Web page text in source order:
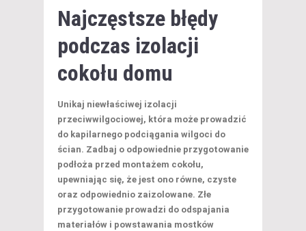
Najczęstsze błędy
podczas izolacji
cokołu domu
Unikaj niewłaściwej izolacji
przeciwwilgociowej, która może prowadzić
do kapilarnego podciągania wilgoci do
ścian. Zadbaj o odpowiednie przygotowanie
podłoża przed montażem cokołu,
upewniając się, że jest ono równe, czyste
oraz odpowiednio zaizolowane. Złe
przygotowanie prowadzi do odspajania
materiałów i powstawania mostków